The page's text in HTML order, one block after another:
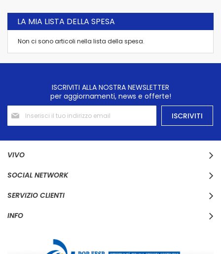
la
LA MIA LISTA DELLA SPESA
Non ci sono articoli nella lista della spesa.
ISCRIVITI ALLA NOSTRA NEWSLETTER
per aggiornamenti, news e offerte!
Iscriviti
alla
nostra
ISCRIVITI
VIVO
SOCIAL NETWORK
SERVIZIO CLIENTI
INFO